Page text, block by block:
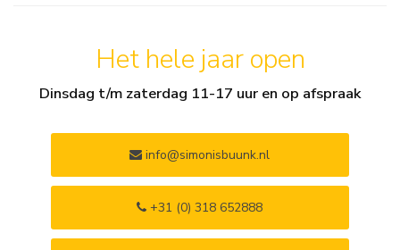
Het hele jaar open
Dinsdag t/m zaterdag 11-17 uur en op afspraak
info@simonisbuunk.nl
+31 (0) 318 652888